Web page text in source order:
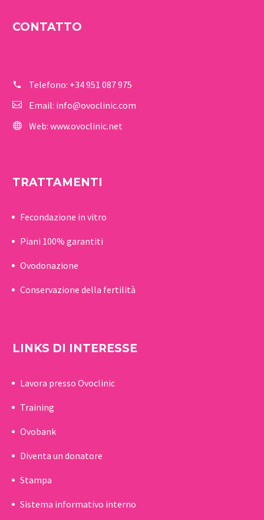
CONTATTO
Telefono: +34 951 087 975
Email: info@ovoclinic.com
Web: www.ovoclinic.net
TRATTAMENTI
Fecondazione in vitro
Piani 100% garantiti
Ovodonazione
Conservazione della fertilità
LINKS DI INTERESSE
Lavora presso Ovoclinic
Training
Ovobank
Diventa un donatore
Stampa
Sistema informativo interno